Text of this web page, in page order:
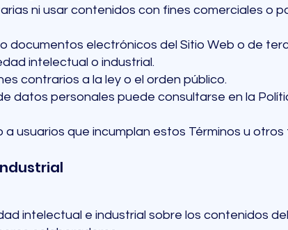
ni usar contenidos con fines comerciales o
documentos electrónicos del Sitio Web o de
intelectual o industrial.
contrarios a la ley o el orden público.
datos personales puede consultarse en la
usuarios que incumplan estos Términos u
intelectual e industrial sobre los contenidos